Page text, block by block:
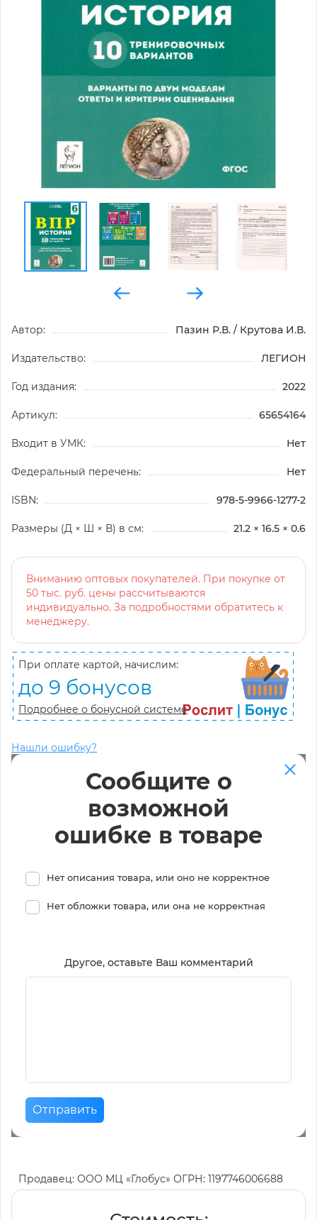
Автор: Пазин Р.В. / Крутова И.В.
Издательство: ЛЕГИОН
Год издания: 2022
Артикул: 65654164
Входит в УМК: Нет
Федеральный перечень: Нет
ISBN: 978-5-9966-1277-2
Размеры (Д × Ш × В) в см: 21.2 × 16.5 × 0.6
Вниманию оптовых покупателей. При покупке от
50 тыс. руб. цены рассчитываются
индивидуально. За подробностями обратитесь к
менеджеру.
При оплате картой, начислим:
до 9 бонусов
Подробнее о бонусной системе
Нашли ошибку?
Сообщите о
возможной
ошибке в товаре
Нет описания товара, или оно не корректное
Нет обложки товара, или она не корректная
Другое, оставьте Ваш комментарий
Отправить
Продавец: ООО МЦ «Глобус» ОГРН: 1197746006688